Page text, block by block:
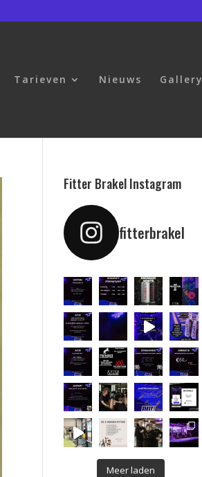
Tarieven Nieuws Gallery
Fitter Brakel Instagram
fitterbrakel
Meer laden